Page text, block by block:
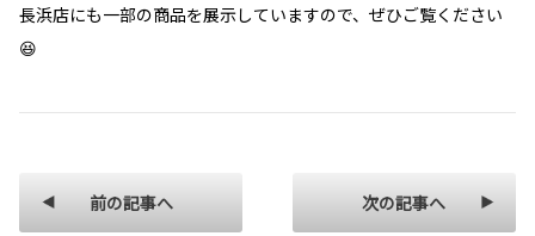
長浜店にも一部の商品を展示していますので、ぜひご覧ください
😆
前の記事へ 次の記事へ